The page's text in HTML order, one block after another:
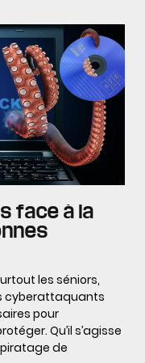
face à la
les séniors,
cyberattaquants
pour
Qu’il s’agisse
de